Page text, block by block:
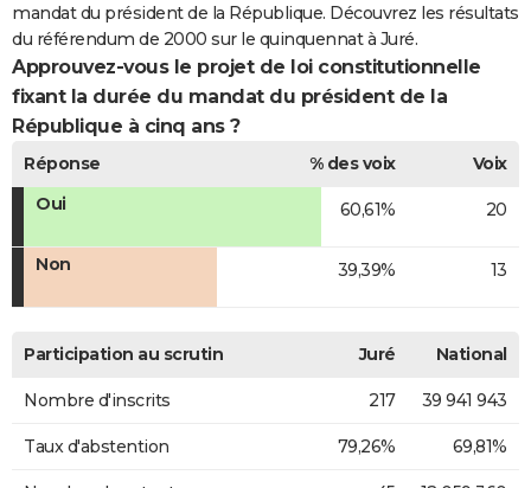
mandat du président de la République. Découvrez les résultats
du référendum de 2000 sur le quinquennat à Juré.
Approuvez-vous le projet de loi constitutionnelle
fixant la durée du mandat du président de la
République à cinq ans ?
Réponse % des voix
Voix
Oui
60,61% 20
Non 39,39% 13
Participation au scrutin Juré National
Nombre d'inscrits 217 39 941 943
Taux d'abstention 79,26% 69,81%